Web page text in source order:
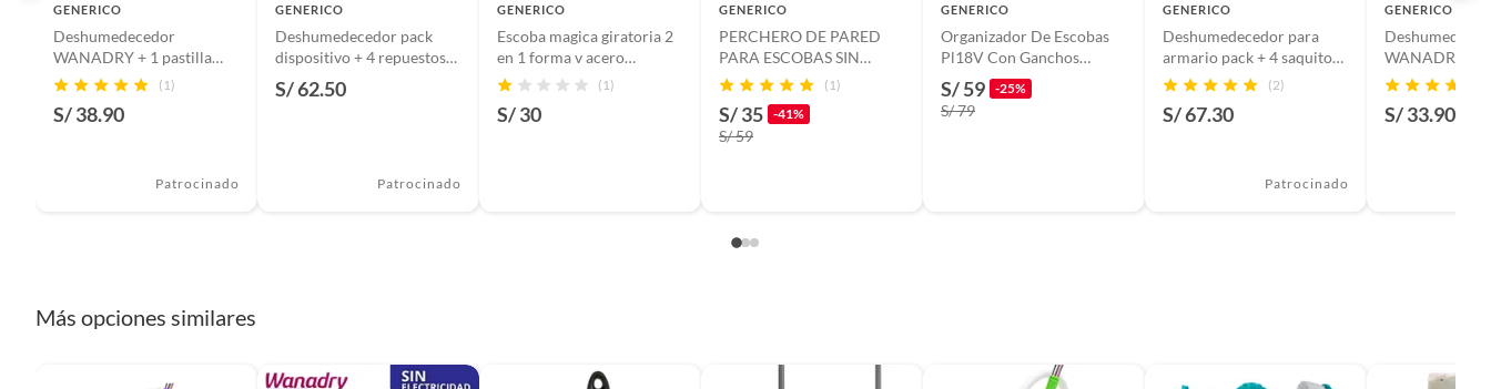
(1) Escoba mágica 2 en 1
(1) Empaque
Ficha técnica:
Largo: 95 cm
Cerdas forma triangular para mejor alcance de esquinas
GENERICO
Deshumedecedor
WANADRY + 1 pastilla
ultra absorbente(1)
S/ 38.90
Patrocinado
GENERICO
Deshumedecedor pack
dispositivo + 4 repuestos
en saquitos
S/ 62.50
Patrocinado
GENERICO
Escoba magica giratoria 2
en 1 forma v acero
inoxdiable pvc
(1)
S/ 30
GENERICO
PERCHERO DE PARED
PARA ESCOBAS SIN
DESLIZAMIENTO PLOMO
(1)
S/ 35 -41%
S/ 59
GENERICO
Organizador De Escobas
Pl18V Con Ganchos
Plegables Y Resistente
S/ 59 -25%
S/ 79
GENERICO
Deshumedecedor para
armario pack + 4 saquitos
WANADRY
(2)
S/ 67.30
Patrocinado
GENERICO
WANADRY +
en saquito
S/ 33.90
Más opciones similares